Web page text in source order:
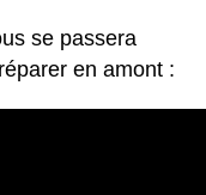
se passera
en amont :